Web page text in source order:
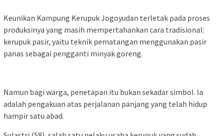
Keunikan Kampung Kerupuk Jogoyudan terletak pada proses
produksinya yang masih mempertahankan cara tradisional:
kerupuk pasir, yaitu teknik pematangan menggunakan pasir
panas sebagai pengganti minyak goreng.
Namun bagi warga, penetapan itu bukan sekadar simbol. Ia
adalah pengakuan atas perjalanan panjang yang telah hidup
hampir satu abad.